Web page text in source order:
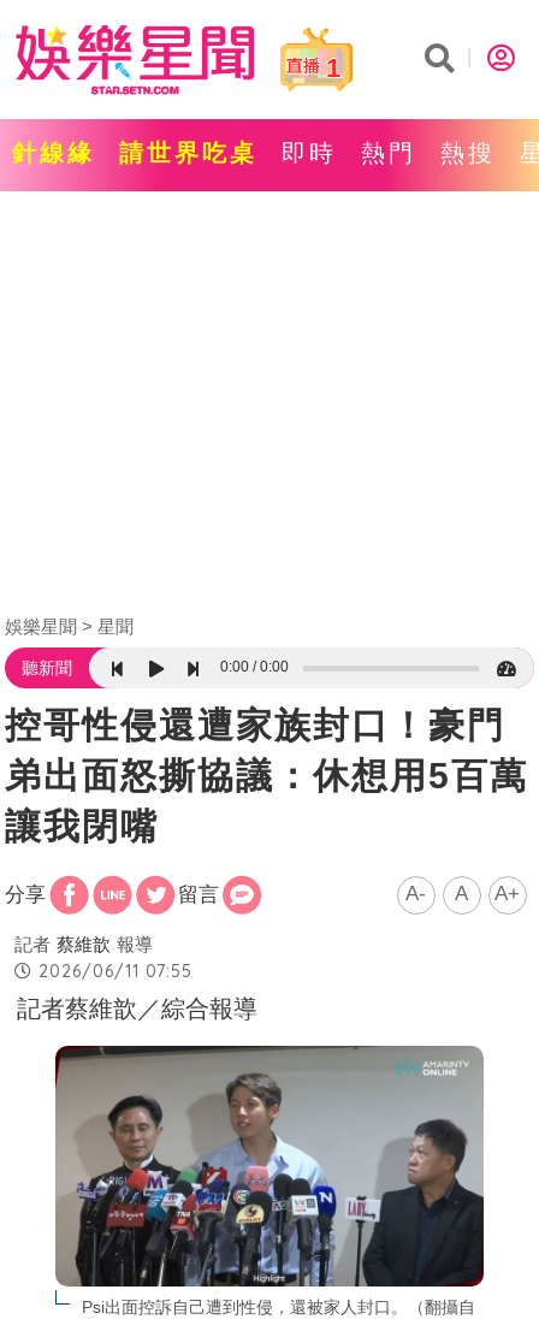
1
針線緣 請世界吃桌 即時 熱門 熱搜
娛樂星聞 星聞
聽新聞 0:00 0:00
控哥性侵還遭家族封口！豪門
弟出面怒撕協議：休想用5百萬
讓我閉嘴
分享 留言 A- A A+
記者 蔡維歆 報導
2026/06/11 07:55
記者蔡維歆／綜合報導
Psi出面控訴自己遭到性侵，還被家人封口。（翻攝自